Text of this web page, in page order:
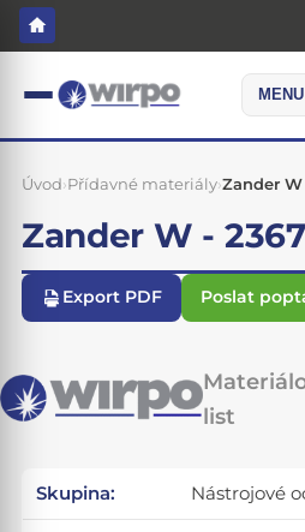
MENU
Úvod›Přídavné materiály›Zander W
Zander W - 2367
Export PDF Poslat
list
Skupina: Nástrojové